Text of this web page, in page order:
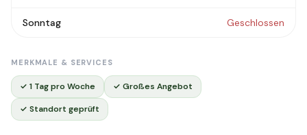
Sonntag Geschlossen
MERKMALE & SERVICES
✓ 1 Tag pro Woche ✓ Großes Angebot
✓ Standort geprüft